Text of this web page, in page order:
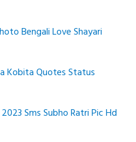
Bengali Love Shayari
Kobita Quotes Status
Sms Subho Ratri Pic Hd